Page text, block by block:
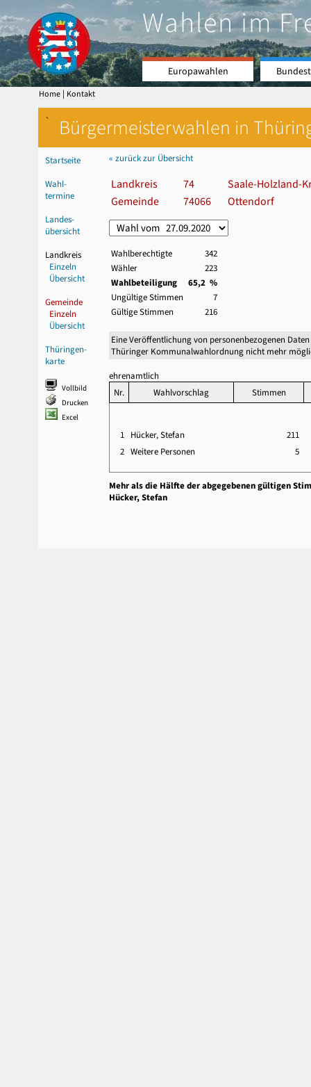
Wahlen im
Europawahlen
Home | Kontakt
` Bürgermeisterwahlen in
Startseite
Wahl-
termine
Landes-
übersicht
Landkreis
Einzeln
Übersicht
Gemeinde
Einzeln
Übersicht
Thüringen-
karte
Vollbild
Drucken
Excel
« zurück zur Übersicht
Landkreis 74
Saale-Holzland-
Gemeinde
74066 Ottendorf
Wahlberechtigte
342
Wähler
223
Wahlbeteiligung
65,2 %
Ungültige Stimmen
7
Gültige Stimmen
216
Eine Veröffentlichung von personenbezogenen
Thüringer Kommunalwahlordnung nicht mehr
ehrenamtlich
Nr.
Wahlvorschlag Stimmen
1 Hücker, Stefan
211
2 Weitere Personen 5
Mehr als die Hälfte der abgegebenen gültigen
Hücker, Stefan